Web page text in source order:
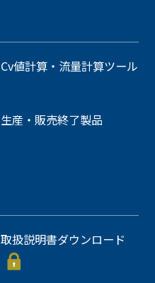
Cv値計算・流量計算ツール
生産・販売終了製品
取扱説明書ダウンロード